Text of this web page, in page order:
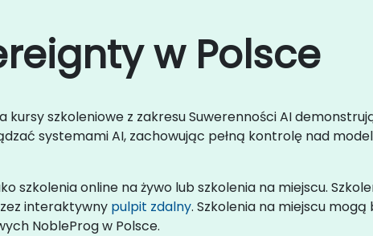
w Polsce
szkoleniowe z zakresu Suwerenności AI
systemami AI, zachowując pełną kontrolę nad
szkolenia online na żywo lub szkolenia na miejscu.
interaktywny pulpit zdalny. Szkolenia na miejscu
NobleProg w Polsce.